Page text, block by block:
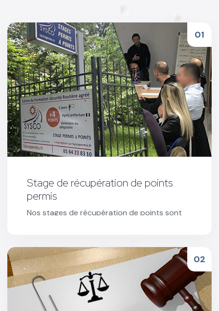
Stage de récupération de points
permis
Nos stages de récupération de points sont
expert sécurité routière.
Réserver votre stage